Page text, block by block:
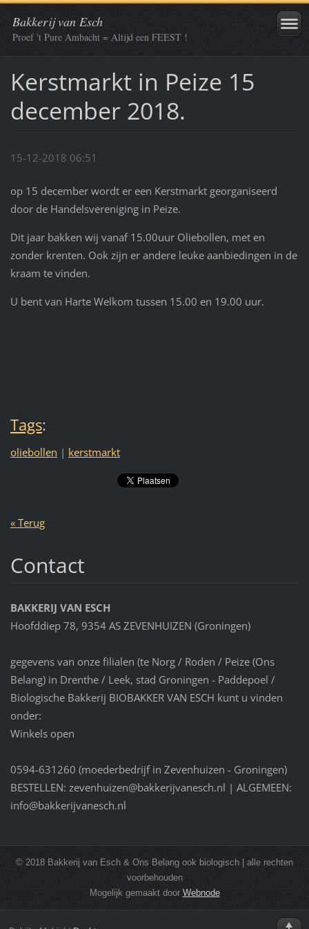
Bakkerij van Esch
Proef 't Pure Ambacht = Altijd een FEEST !
Kerstmarkt in Peize 15
december 2018.
15-12-2018 06:51
op 15 december wordt er een Kerstmarkt georganiseerd
door de Handelsvereniging in Peize.
Dit jaar bakken wij vanaf 15.00uur Oliebollen, met en
zonder krenten. Ook zijn er andere leuke aanbiedingen in de
kraam te vinden.
U bent van Harte Welkom tussen 15.00 en 19.00 uur.
Tags:
oliebollen | kerstmarkt
« Terug
Contact
BAKKERIJ VAN ESCH
Hoofddiep 78, 9354 AS ZEVENHUIZEN (Groningen)
gegevens van onze filialen (te Norg / Roden / Peize (Ons
Belang) in Drenthe / Leek, stad Groningen - Paddepoel /
Biologische Bakkerij BIOBAKKER VAN ESCH kunt u vinden
onder:
Winkels open
0594-631260 (moederbedrijf in Zevenhuizen - Groningen)
BESTELLEN: zevenhuizen@bakkerijvanesch.nl | ALGEMEEN:
info@bakkerijvanesch.nl
© 2018 Bakkerij van Esch & Ons Belang ook biologisch | alle rechten
voorbehouden
Mogelijk gemaakt door Webnode